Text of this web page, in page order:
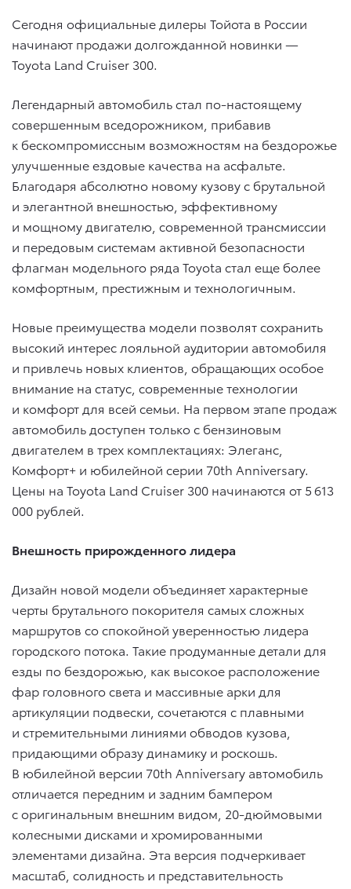
Сегодня официальные дилеры Тойота в России
начинают продажи долгожданной новинки —
Toyota Land Cruiser 300.
Легендарный автомобиль стал по-настоящему
совершенным вседорожником, прибавив
к бескомпромиссным возможностям на бездорожье
улучшенные ездовые качества на асфальте.
Благодаря абсолютно новому кузову с брутальной
и элегантной внешностью, эффективному
и мощному двигателю, современной трансмиссии
и передовым системам активной безопасности
флагман модельного ряда Toyota стал еще более
комфортным, престижным и технологичным.
Новые преимущества модели позволят сохранить
высокий интерес лояльной аудитории автомобиля
и привлечь новых клиентов, обращающих особое
внимание на статус, современные технологии
и комфорт для всей семьи. На первом этапе продаж
автомобиль доступен только с бензиновым
двигателем в трех комплектациях: Элеганс,
Комфорт+ и юбилейной серии 70th Anniversary.
Цены на Toyota Land Cruiser 300 начинаются от 5 613
000 рублей.
Внешность прирожденного лидера
Дизайн новой модели объединяет характерные
черты брутального покорителя самых сложных
маршрутов со спокойной уверенностью лидера
городского потока. Такие продуманные детали для
езды по бездорожью, как высокое расположение
фар головного света и массивные арки для
артикуляции подвески, сочетаются с плавными
и стремительными линиями обводов кузова,
придающими образу динамику и роскошь.
В юбилейной версии 70th Anniversary автомобиль
отличается передним и задним бампером
с оригинальным внешним видом, 20-дюймовыми
колесными дисками и хромированными
элементами дизайна. Эта версия подчеркивает
масштаб, солидность и представительность